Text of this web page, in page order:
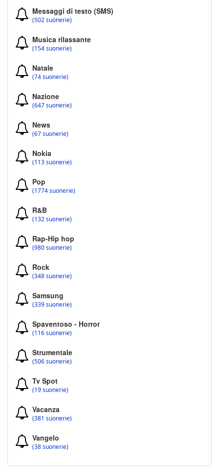
Messaggi di testo (SMS)
(502 suonerie)
Musica rilassante
(154 suonerie)
Natale
(74 suonerie)
Nazione
(647 suonerie)
News
(67 suonerie)
Nokia
(113 suonerie)
Pop
(1774 suonerie)
R&B
(132 suonerie)
Rap-Hip hop
(980 suonerie)
Rock
(348 suonerie)
Samsung
(339 suonerie)
Spaventoso - Horror
(116 suonerie)
Strumentale
(506 suonerie)
Tv Spot
(19 suonerie)
Vacanza
(381 suonerie)
Vangelo
(38 suonerie)